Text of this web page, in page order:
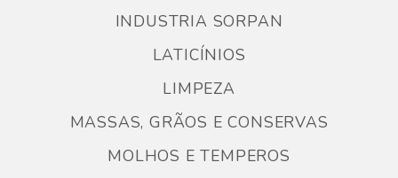
INDUSTRIA SORPAN
LATICÍNIOS
LIMPEZA
MASSAS, GRÃOS E CONSERVAS
MOLHOS E TEMPEROS